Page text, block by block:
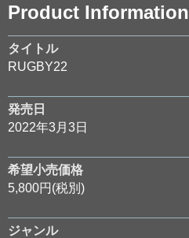
Product Information
タイトル
RUGBY22
発売日
2022年3月3日
希望小売価格
5,800円(税別)
ジャンル